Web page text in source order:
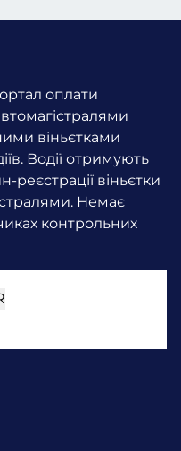
оплати
віньєтками
Водії отримують
реєстрації віньєтки
Немає
контрольних